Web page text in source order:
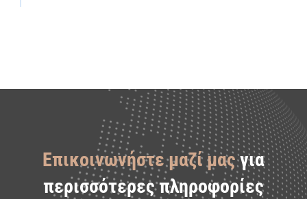
Επικοινωνήστε μαζί μαςγια
περισσότερες πληροφορίες